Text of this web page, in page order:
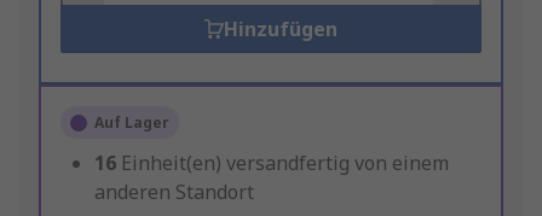
Hinzufügen
Auf Lager
16 Einheit(en) versandfertig von einem
anderen Standort